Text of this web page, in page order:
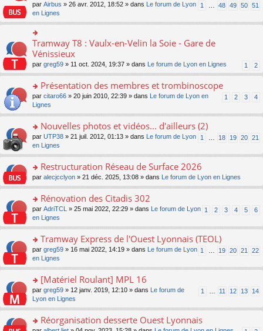
ult
le
m
s
s
e
n
o
n
lu
pl
s
ré
c
e
1 48 49 50 51
par Airbus » 26 avr. 2012, 18:52 » dans
Le forum de Lyon
en Lignes
o
n
ult
er
le
m
e
s
a
g
e
n
o
n
pl
u
s
ré
c
nt
Tramway T8 : Vaulx-en-Velin la Soie - Gare de
Vénissieux
1 2
par greg59 » 11 oct. 2024, 19:37 » dans Le forum de Lyon en Lignes
o
s
er
le
m
e
s
s
e
n
o
n
lu
pl
ré
c
nt
Présentation des membres et trombinoscope
1 2 3 4
par citaro66 » 20 juin 2010, 22:39 » dans
Le forum de Lyon en
Lignes
o
n
s
er
le
m
e
s
s
e
n
o
n
lu
pl
ré
Nouvelles photos et vidéos... d'ailleurs (2)
1 18 19 20 21
par UTP38 » 21 juil. 2012, 01:13 » dans
Le forum de Lyon
en Lignes
o
n
ult
er
le
m
e
s
s
e
n
o
n
lu
Restructuration Réseau de Surface 2026
par alecjcclyon » 21 déc. 2025, 13:08 » dans Le forum de Lyon en Lignes
o
n
s
er
le
m
e
s
s
a
n
Rénovation des Citadis 302
1 2 3 4 5 6
par AdriTCL » 25 mai 2022, 22:29 » dans
Le forum de Lyon
en Lignes
o
n
s
er
le
m
e
s
s
Tramway Express de l'Ouest Lyonnais (TEOL)
1 19 20 21 22
par greg59 » 16 mai 2022, 14:19 » dans
Le forum de Lyon
en Lignes
o
s
er
[Matériel Roulant] MPL 16
1 11 12 13 14
par greg59 » 12 janv. 2019, 12:10 » dans
Le forum de
Lyon en Lignes
Réorganisation desserte Ouest Lyonnais